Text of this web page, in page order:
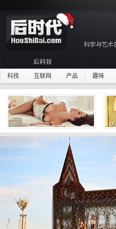
科技 互联网 产品 趣味